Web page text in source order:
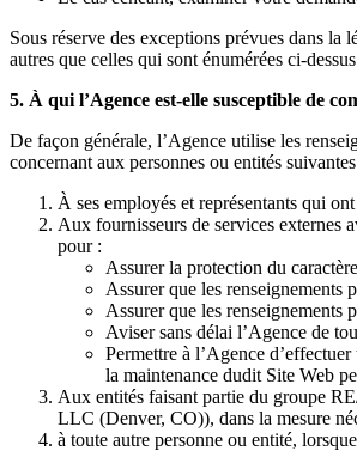
Sous réserve des exceptions prévues dans
autres que celles qui sont énumérées ci-
5. À qui l’Agence est-elle susceptible de
De façon générale, l’Agence utilise les
concernant aux personnes ou entités
À ses employés et représentants qui
Aux fournisseurs de services externes
pour :
Assurer la protection du
Assurer que les renseignements
Assurer que les renseignements
Aviser sans délai l’Agence de
Permettre à l’Agence
la maintenance dudit Site Web
Aux entités faisant partie du groupe
LLC (Denver, CO)), dans la mesure
à toute autre personne ou entité,